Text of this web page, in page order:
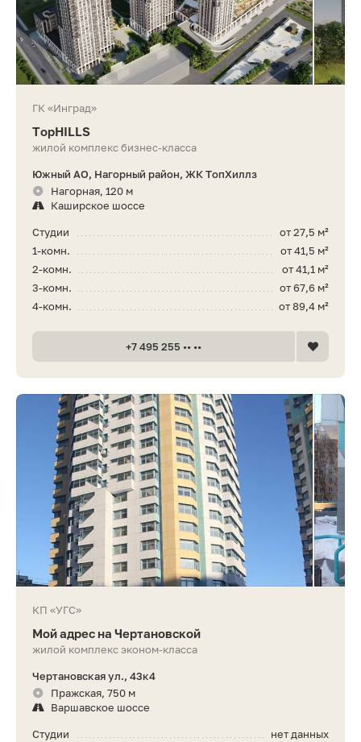
ГК «Инград»
TopHILLS
жилой комплекс бизнес-класса
Южный АО, Нагорный район, ЖК ТопХиллз
Нагорная, 120 м
Каширское шоссе
от 27,5 м²
Студии
от 41,5 м²
1-комн.
от 41,1 м²
2-комн.
от 67,6 м²
3-комн.
от 89,4 м²
4-комн.
+7 495 255 •• ••
КП «УГС»
Мой адрес на Чертановской
жилой комплекс эконом-класса
Чертановская ул., 43к4
Пражская, 750 м
Варшавское шоссе
нет данных
Студии